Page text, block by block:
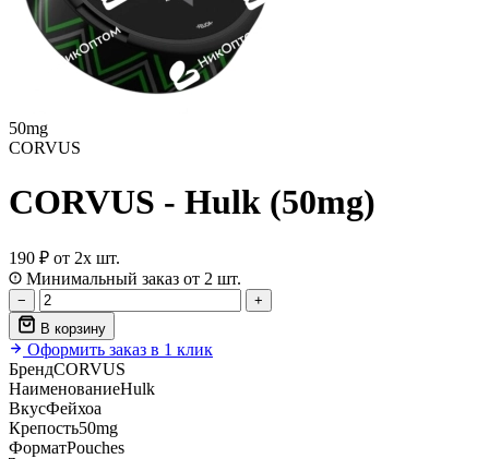
50mg
CORVUS
CORVUS - Hulk (50mg)
190 ₽ от 2х шт.
Минимальный заказ от 2 шт.
−
+
В корзину
Оформить заказ в 1 клик
БрендCORVUS
НаименованиеHulk
ВкусФейхоа
Крепость50mg
ФорматPouches